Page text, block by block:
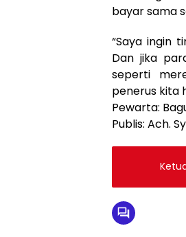
bayar sama
“Saya ingin
Dan jika
seperti
penerus kita
Pewarta:
Publis: Ach.